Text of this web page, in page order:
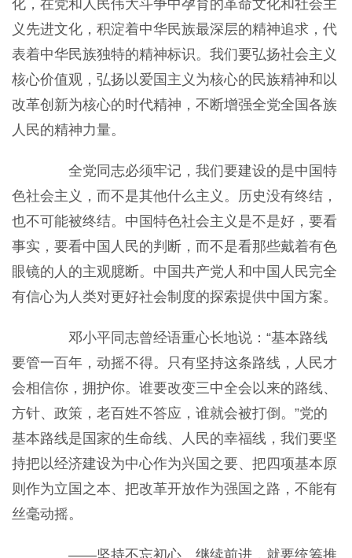
化，在党和人民伟大斗争中孕育的革命文化和社会主
义先进文化，积淀着中华民族最深层的精神追求，代
表着中华民族独特的精神标识。我们要弘扬社会主义
核心价值观，弘扬以爱国主义为核心的民族精神和以
改革创新为核心的时代精神，不断增强全党全国各族
人民的精神力量。
全党同志必须牢记，我们要建设的是中国特
色社会主义，而不是其他什么主义。历史没有终结，
也不可能被终结。中国特色社会主义是不是好，要看
事实，要看中国人民的判断，而不是看那些戴着有色
眼镜的人的主观臆断。中国共产党人和中国人民完全
有信心为人类对更好社会制度的探索提供中国方案。
邓小平同志曾经语重心长地说：“基本路线
要管一百年，动摇不得。只有坚持这条路线，人民才
会相信你，拥护你。谁要改变三中全会以来的路线、
方针、政策，老百姓不答应，谁就会被打倒。”党的
基本路线是国家的生命线、人民的幸福线，我们要坚
持把以经济建设为中心作为兴国之要、把四项基本原
则作为立国之本、把改革开放作为强国之路，不能有
丝毫动摇。
——坚持不忘初心、继续前进，就要统筹推